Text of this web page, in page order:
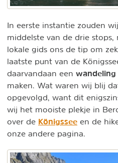
In eerste instantie zouden
middelste van de drie stops,
lokale gids ons de tip om
laatste punt van de
daarvandaan een wandeling
maken. Wat waren wij blij
opgevolgd, want dit
wij het mooiste plekje in
over de Königssee en de
onze andere pagina.